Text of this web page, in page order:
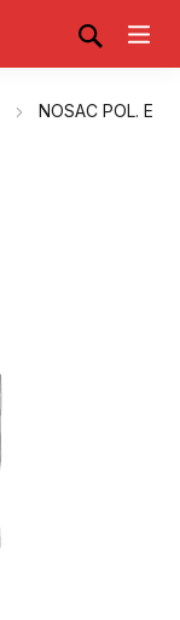
NOSAC POL. E